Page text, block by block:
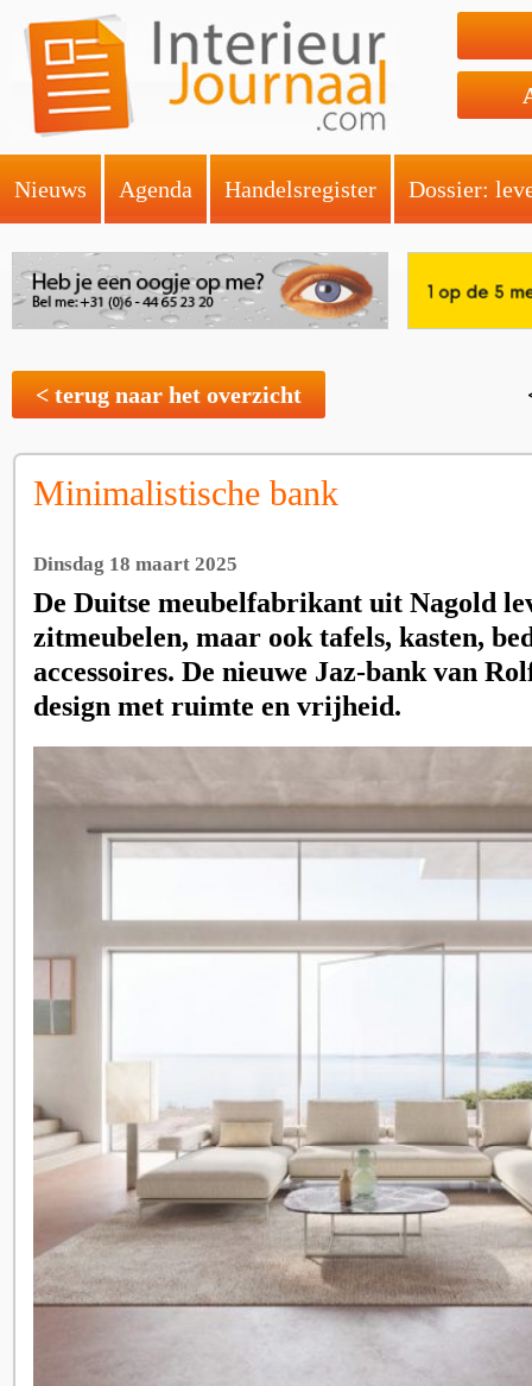
Nieuws Agenda Handelsregister Dossier:
< terug naar het overzicht
Minimalistische bank
Dinsdag 18 maart 2025
De Duitse meubelfabrikant uit Nagold
zitmeubelen, maar ook tafels, kasten,
accessoires. De nieuwe Jaz-bank van
design met ruimte en vrijheid.